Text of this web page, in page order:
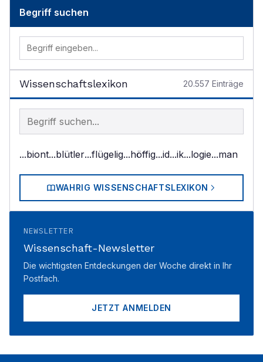
Begriff suchen
Wissenschaftslexikon 20.557 Einträge
Begriff im Lexikon suchen
...biont...blütler...flügelig...höffig...id...ik...logie...man
WAHRIG WISSENSCHAFTSLEXIKON
NEWSLETTER
Wissenschaft-Newsletter
Die wichtigsten Entdeckungen der Woche direkt in Ihr
Postfach.
JETZT ANMELDEN